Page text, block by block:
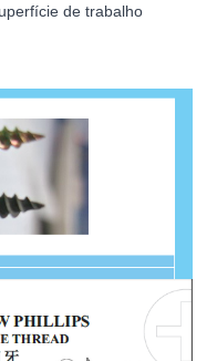
de trabalho